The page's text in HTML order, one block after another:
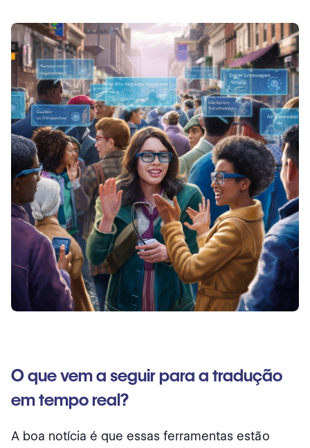
O que vem a seguir para a tradução
em tempo real?
A boa notícia é que essas ferramentas estão